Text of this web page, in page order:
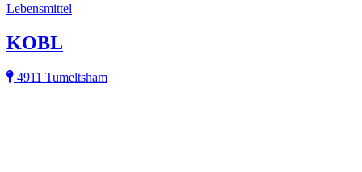
Lebensmittel
KOBL
4911 Tumeltsham